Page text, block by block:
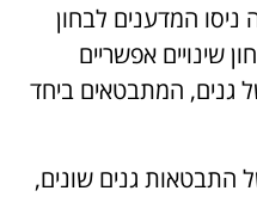
ניסו המדענים לבחון
שינויים אפשריים
גנים, המתבטאים ביחד
התבטאות גנים שונים,